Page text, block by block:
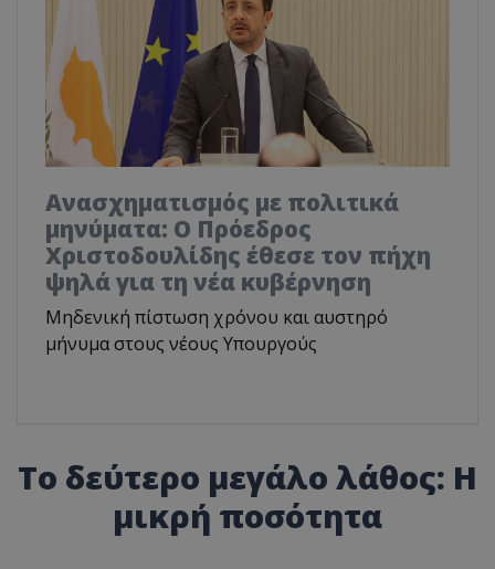
Ανασχηματισμός με πολιτικά
μηνύματα: Ο Πρόεδρος
Χριστοδουλίδης έθεσε τον πήχη
ψηλά για τη νέα κυβέρνηση
Μηδενική πίστωση χρόνου και αυστηρό
μήνυμα στους νέους Υπουργούς
Το δεύτερο μεγάλο λάθος: Η
μικρή ποσότητα